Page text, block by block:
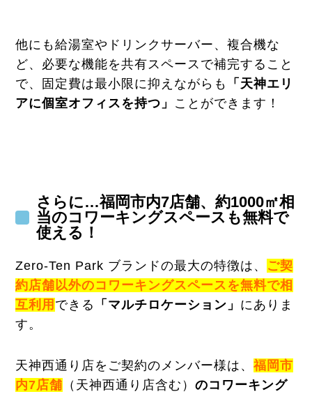
他にも給湯室やドリンクサーバー、複合機な
ど、必要な機能を共有スペースで補完すること
で、固定費は最小限に抑えながらも
「天神エリ
アに個室オフィスを持つ」 ことができます！
さらに…福岡市内7店舗、約1000㎡相
当のコワーキングスペースも無料で
使える！
Zero-Ten Park ブランドの最大の特徴は、 ご契
約店舗以外のコワーキングスペースを無料で相
互利用 できる 「マルチロケーション」 にありま
す。
天神西通り店をご契約のメンバー様は、福岡市
内7店舗 （天神西通り店含む）のコワーキング